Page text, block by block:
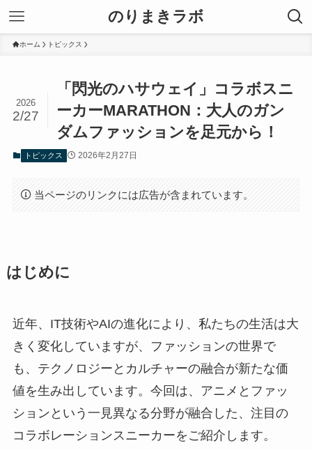
のりまきラボ
ホーム トピックス
「閃光のハサウェイ」コラボスニ
ーカーMARATHON：大人のガン
ダムファッションを足元から！
2026
2/27
トピックス 2026年2月27日
当ページのリンクには広告が含まれています。
はじめに
近年、IT技術やAIの進化により、私たちの生活は大
きく変化していますが、ファッションの世界で
も、テクノロジーとカルチャーの融合が新たな価
値を生み出しています。今回は、アニメとファッ
ションという一見異なる分野が融合した、注目の
コラボレーションスニーカーをご紹介します。